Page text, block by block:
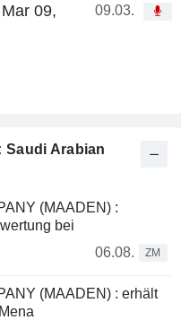
09,
09.03.
Saudi Arabian
(MAADEN) :
bei
06.08.
ZM
(MAADEN) : erhält